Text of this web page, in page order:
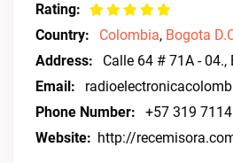
Rating:
Country:
Colombia, Bogota
Address:
Calle 64 # 71A -
Email:
Phone Number:
+57 319
Website: http://